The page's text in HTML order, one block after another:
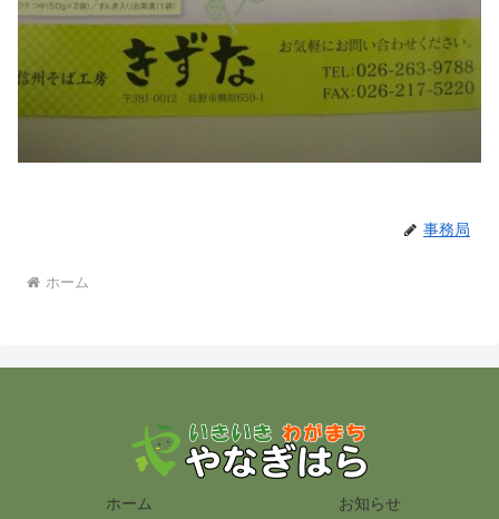
事務局
ホーム
ホーム お知らせ